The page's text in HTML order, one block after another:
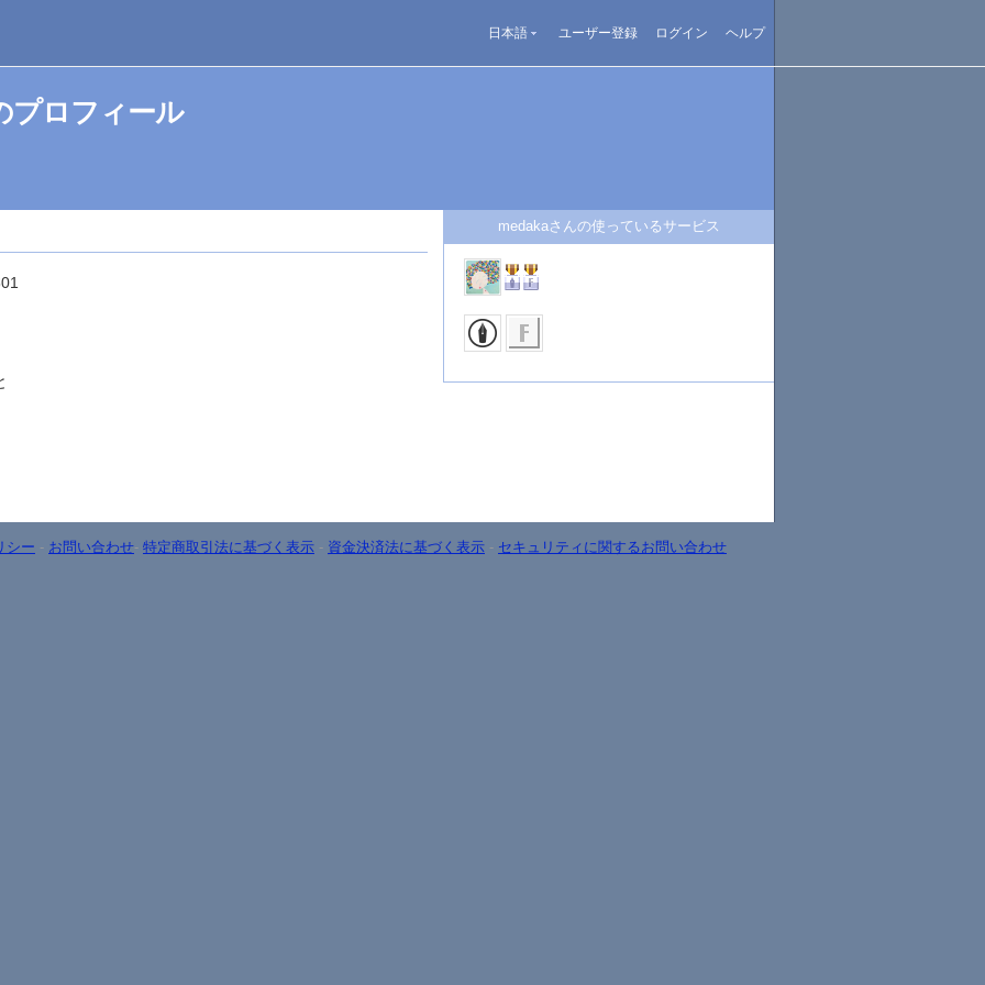
日本語 ユーザー登録 ログイン ヘルプ
プロフィール
medakaさんの使っているサービス
シー - お問い合わせ- 特定商取引法に基づく表示 - 資金決済法に基づく表示 - セキュリティに関するお問い合わせ